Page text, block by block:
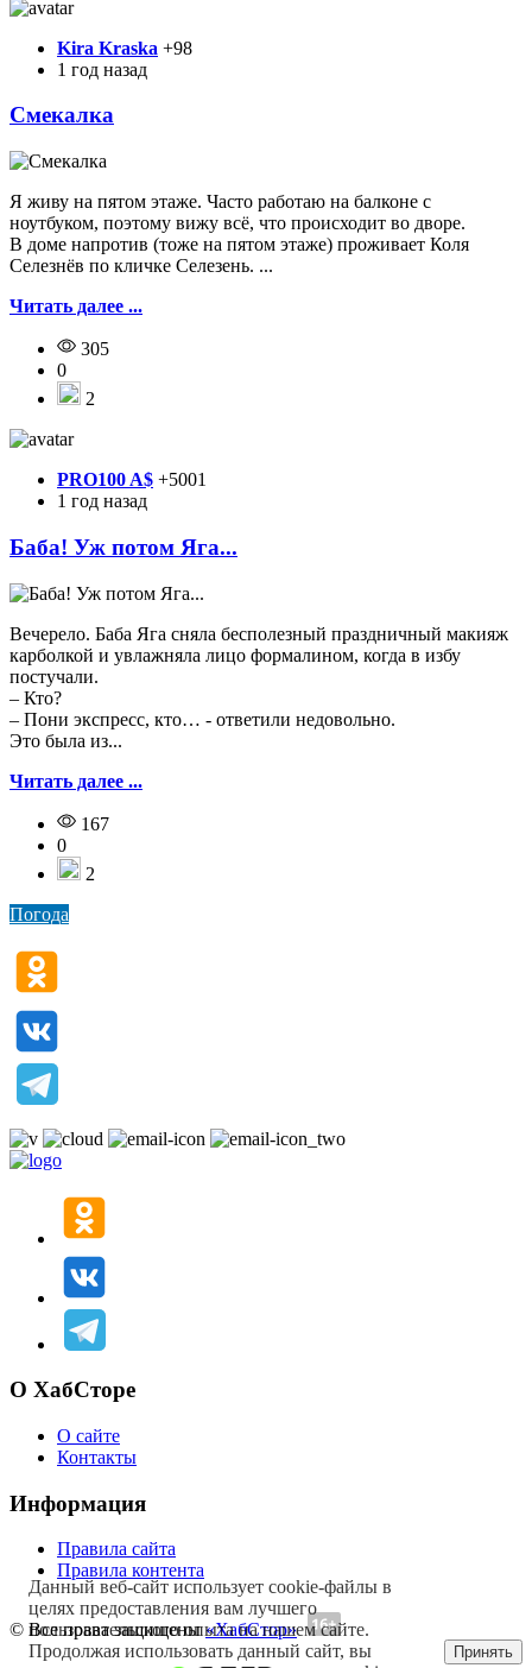
Kira Kraska +98
1 год назад
Смекалка
Я живу на пятом этаже. Часто работаю на балконе с
ноутбуком, поэтому вижу всё, что происходит во дворе.
В доме напротив (тоже на пятом этаже) проживает Коля
Селезнёв по кличке Селезень. ...
Читать далее ...
305
0
2
PRO100 A$ +5001
1 год назад
Баба! Уж потом Яга...
Вечерело. Баба Яга сняла бесполезный праздничный макияж
карболкой и увлажняла лицо формалином, когда в избу
постучали.
– Кто?
– Пони экспресс, кто… - ответили недовольно.
Это была из...
Читать далее ...
167
0
2
Погода
О ХабСторе
О сайте
Контакты
Информация
Правила сайта
Правила контента
© Все права защищены«ХабСтор»
Данный веб-сайт использует cookie-файлы в
целях предоставления вам лучшего
пользовательского опыта на нашем сайте.
Продолжая использовать данный сайт, вы
Принять